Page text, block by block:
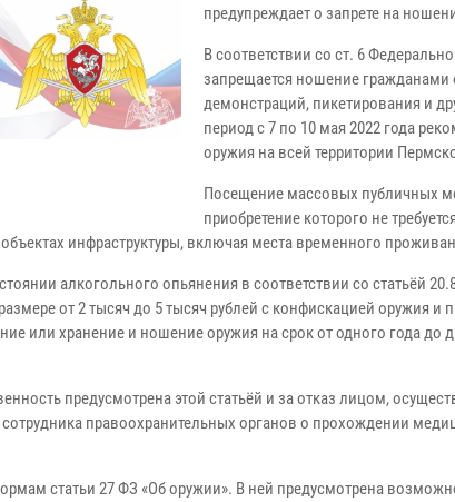
предупреждает о запрете на
В соответствии со ст. 6
запрещается ношение
демонстраций, пикетирования и
период с 7 по 10 мая 2022 года
оружия на всей территории
Посещение массовых публичных
приобретение которого не
инфраструктуры, включая места временного
алкогольного опьянения в соответствии со статьёй
от 2 тысяч до 5 тысяч рублей с конфискацией оружия
или хранение и ношение оружия на срок от одного года
предусмотрена этой статьёй и за отказ лицом,
правоохранительных органов о прохождении
статьи 27 ФЗ «Об оружии». В ней предусмотрена